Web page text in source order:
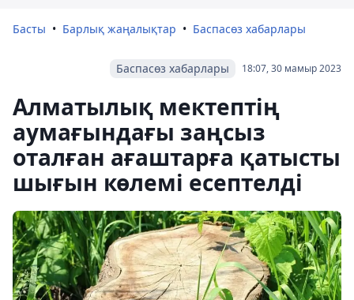
Басты Барлық жаңалықтар Баспасөз хабарлары
18:07, 30 мамыр 2023
Баспасөз хабарлары
Алматылық мектептің
аумағындағы заңсыз
оталған ағаштарға қатысты
шығын көлемі есептелді